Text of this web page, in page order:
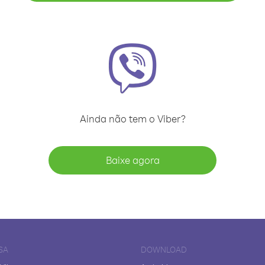
Ainda não tem o Viber?
Baixe agora
DOWNLOAD